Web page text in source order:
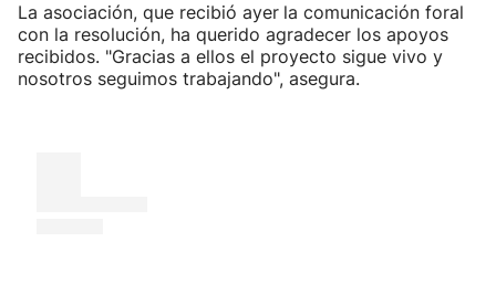
La asociación, que recibió ayer la comunicación foral
con la resolución, ha querido agradecer los apoyos
recibidos. "Gracias a ellos el proyecto sigue vivo y
nosotros seguimos trabajando", asegura.